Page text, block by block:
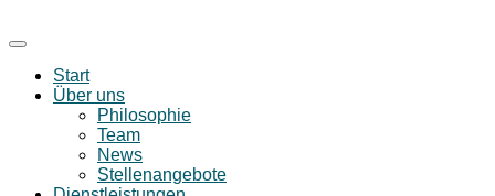
Start
Über uns
Philosophie
Team
News
Stellenangebote